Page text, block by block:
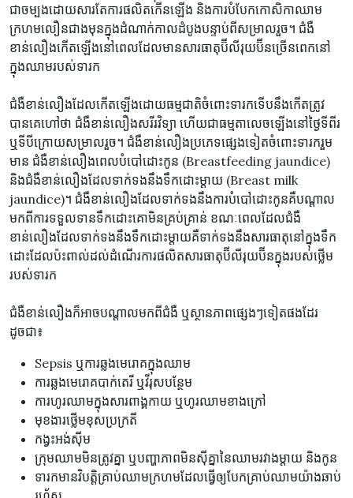
ជា​ចម្បង​ដោយសារ​តែ​ការ​ផលិត​កើនឡើង និង​ការ​បំបែក​កោសិកា​ឈាម​
ក្រហម​លឿន​ជាង​មុន​ក្នុង​ដំណាក់កាល​ដំបូង​បន្ទាប់​ពី​សម្រាល​​រួច។ ជំងឺ​
ខាន់លឿង​កើតឡើង​នៅពេល​ដែល​មានសារធាតុ​ប៊ីលីរុយប៊ីន​ច្រើន​ពេក​នៅ​
ក្នុង​ឈាម​របស់​ទារក
ជំងឺខាន់លឿងដែលកើតឡើងដោយធម្មជាតិចំពោះទារកទើបនឹងកើតត្រូវ
បានគេហៅថា ជំងឺខាន់លឿងសរីរវិទ្យា ហើយជាធម្មតាលេចឡើងនៅថ្ងៃទីពីរ
ឬទីបីក្រោយសម្រាល​​រួច។ ជំងឺខាន់លឿងប្រភេទផ្សេងទៀតចំពោះទារករួម
មាន ជំងឺខាន់លឿងពេលបំបៅដោះកូន (Breastfeeding jaundice)
និងជំងឺខាន់លឿងដែលទាក់ទងនឹងទឹកដោះម្ដាយ (Breast milk
jaundice)។ ជំងឺខាន់លឿងដែលទាក់ទងនឹងការបំបៅដោះកូនគឺបណ្តាល
មកពីការទទួលទានទឹកដោះគោមិនគ្រប់គ្រាន់ ខណៈពេលដែលជំងឺ
ខាន់លឿងដែលទាក់ទងនឹងទឹកដោះម្ដាយគឺទាក់ទងនឹងសារធាតុនៅក្នុងទឹក
ដោះដែលប៉ះពាល់ដល់ដំណើរការផលិតសារធាតុប៊ីលីរុយប៊ីនក្នុងរបស់ថ្លើម
របស់ទារក
ជំងឺខាន់លឿងក៏អាចបណ្តាលមកពីជំងឺ ឬស្ថានភាពផ្សេងៗទៀតផងដែរ
ដូចជា៖
Sepsis ឬការឆ្លងមេរោគក្នុងឈាម
ការឆ្លងមេរោគបាក់តេរី ឬវីរុសបន្ថែម
ការហូរឈាមក្នុងសារពាង្គកាយ ឬហូរឈាមខាងក្រៅ
មុខងារថ្លើមខុសប្រក្រតី
កង្វះអង់ស៊ីម
ក្រុមឈាមមិនត្រូវគ្នា ឬបញ្ហាភាពមិនស៊ីគ្នានៃឈាមរវាងម្តាយ និងកូន
​ទារកមាន​វិបត្តិ​គ្រាប់​ឈាម​ក្រហម​ដែលធ្វើ​ឲ្យ​បែក​គ្រាប់​ឈាមយ៉ាងឆាប់